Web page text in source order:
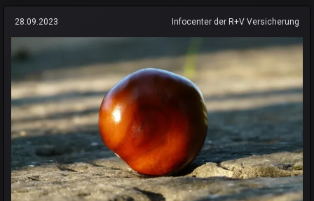
28.09.2023 Infocenter der R+V Versicherung